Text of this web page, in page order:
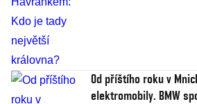
Od příštího roku v
elektromobily. BMW